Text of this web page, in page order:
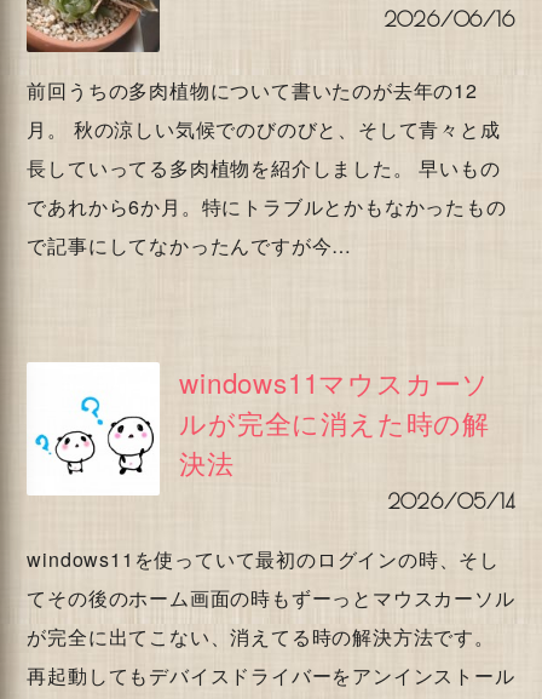
2026/06/16
前回うちの多肉植物について書いたのが去年の12
月。 秋の涼しい気候でのびのびと、そして青々と成
長していってる多肉植物を紹介しました。 早いもの
であれから6か月。特にトラブルとかもなかったもの
で記事にしてなかったんですが今…
windows11マウスカーソ
ルが完全に消えた時の解
決法
2026/05/14
windows11を使っていて最初のログインの時、そし
てその後のホーム画面の時もずーっとマウスカーソル
が完全に出てこない、消えてる時の解決方法です。
再起動してもデバイスドライバーをアンインストール